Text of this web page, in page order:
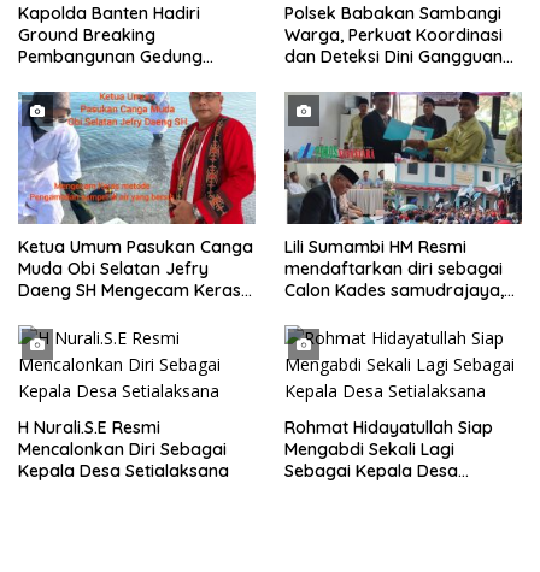
Kapolda Banten Hadiri
Ground Breaking
Pembangunan Gedung
Provinsi Banten
Polsek Babakan Sambangi
Warga, Perkuat Koordinasi
dan Deteksi Dini Gangguan
Ketua Umum Pasukan Canga
Muda Obi Selatan Jefry
Daeng SH Mengecam Keras
Air Laut di Laut yang Bersih
Lili Sumambi HM Resmi
mendaftarkan diri sebagai
Calon Kades samudrajaya,
pendukungnya
H Nurali.S.E Resmi
Mencalonkan Diri Sebagai
Kepala Desa Setialaksana
Rohmat Hidayatullah Siap
Mengabdi Sekali Lagi
Sebagai Kepala Desa